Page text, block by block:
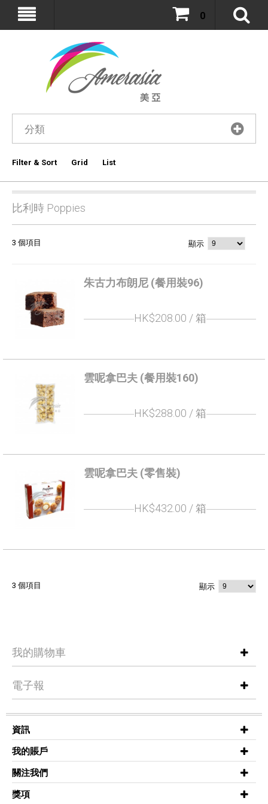
0
分類
Filter & Sort Grid List
比利時 Poppies
3 個項目 顯示
朱古力布朗尼 (餐用裝96)
HK$208.00 / 箱
雲呢拿巴夫 (餐用裝160)
HK$288.00 / 箱
雲呢拿巴夫 (零售裝)
HK$432.00 / 箱
3 個項目 顯示
我的購物車
電子報
資訊
我的賬戶
關注我們
獎項